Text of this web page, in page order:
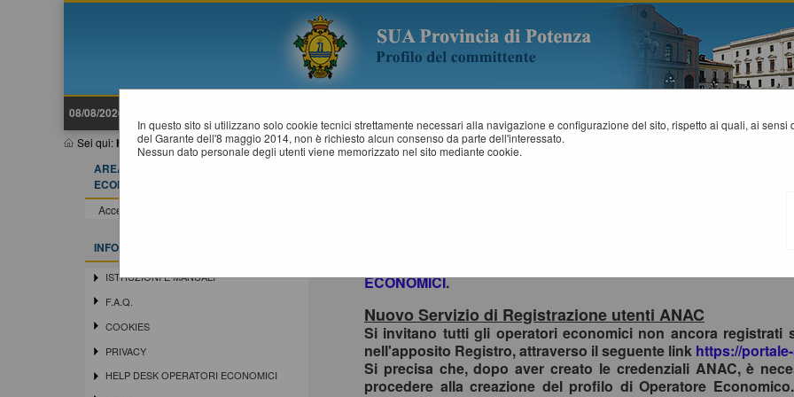
08/08/2026 21:15
Sei qui:Home
In questo sito si utilizzano solo cookie tecnici strettamente necessari alla navigazione e configurazione del sito, rispetto ai quali, ai
del Garante dell'8 maggio 2014, non è richiesto alcun consenso da parte dell'interessato.
Nessun dato personale degli utenti viene memorizzato nel sito mediante cookie.
AREA RISERVATA OPERATORE
ECONOMICO
Accedi - Registrati
INFORMAZIONI
ISTRUZIONI E MANUALI
F.A.Q.
COOKIES
PRIVACY
HELP DESK OPERATORI ECONOMICI
In ottemperanza alle normative vigenti AgID, l'accesso al
Si invitano pertanto gli OO.EE. registrati al portale che
ECONOMICI.
Nuovo Servizio di Registrazione utenti ANAC
Si invitano tutti gli operatori economici non ancora registrati
nell'apposito Registro, attraverso il seguente link https://
Si precisa che, dopo aver creato le credenziali ANAC, è
procedere alla creazione del profilo di Operatore